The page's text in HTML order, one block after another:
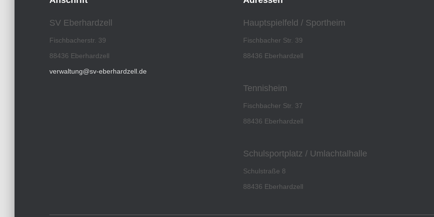
SV Eberhardzell
Fischbacherstr. 39
88436 Eberhardzell
verwaltung@sv-eberhardzell.de
Hauptspielfeld / Sportheim
Fischbacher Str. 39
88436 Eberhardzell
Tennisheim
Fischbacher Str. 37
88436 Eberhardzell
Schulsportplatz / Umlachtalhalle
Schulstraße 8
88436 Eberhardzell